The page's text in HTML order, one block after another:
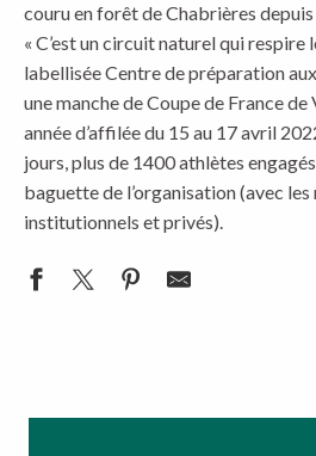
couru en forêt de Chabrières
« C’est un circuit naturel qui respire
labellisée Centre de préparation
une manche de Coupe de France
année d’affilée du 15 au 17 avril
jours, plus de 1400 athlètes
baguette de l’organisation (avec
institutionnels et privés).